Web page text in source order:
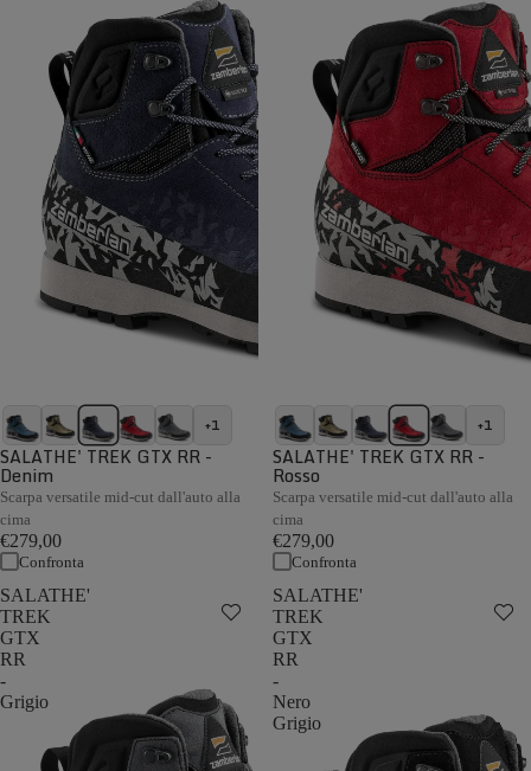
+1
SALATHE' TREK GTX RR -
Denim
Scarpa versatile mid-cut dall'auto alla
cima
€279,00
Confronta
+1
SALATHE' TREK GTX RR -
Rosso
Scarpa versatile mid-cut dall'auto alla
cima
€279,00
Confronta
SALATHE'
TREK
GTX
RR
-
Grigio
SALATHE'
TREK
GTX
RR
-
Nero
Grigio